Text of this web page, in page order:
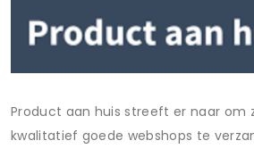
Product aan huis streeft er naar om
kwalitatief goede webshops te